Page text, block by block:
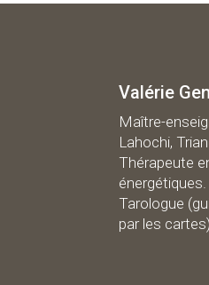
Valérie
Maître-
Lahochi,
Thérapeute
énergétiques.
Tarologue
par les